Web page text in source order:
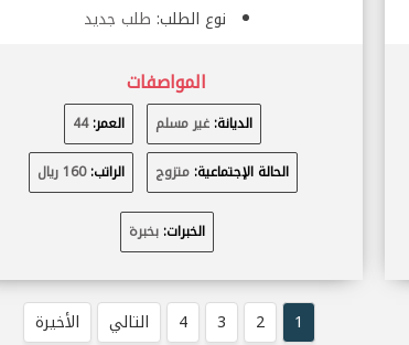
نوع الطلب: طلب جديد
المواصفات
الديانة:غير مسلم العمر:44
الحالة الإجتماعية:متزوج الراتب:160 ريال
الخبرات:بخبرة
1
2
3
4 التالي الأخيرة